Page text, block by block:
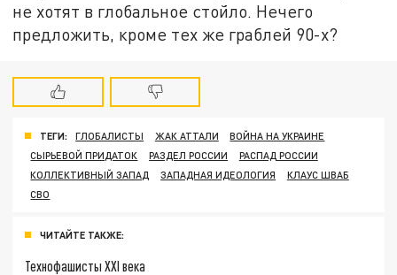
не хотят в глобальное стойло. Нечего
предложить, кроме тех же граблей 90-х?
ТЕГИ: ГЛОБАЛИСТЫ ЖАК АТТАЛИ
ВОЙНА НА УКРАИНЕ
СЫРЬЕВОЙ ПРИДАТОК
РАЗДЕЛ РОССИИ
РАСПАД РОССИИ
КОЛЛЕКТИВНЫЙ ЗАПАД
ЗАПАДНАЯ ИДЕОЛОГИЯ
КЛАУС ШВАБ
СВО
ЧИТАЙТЕ ТАКЖЕ:
Технофашисты XXI века